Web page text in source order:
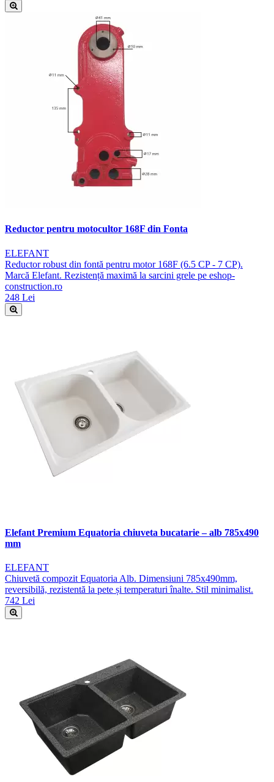
Reductor pentru motocultor 168F din Fonta
ELEFANT
Reductor robust din fontă pentru motor 168F (6.5 CP - 7 CP).
Marcă Elefant. Rezistență maximă la sarcini grele pe eshop-
construction.ro
248 Lei
Elefant Premium Equatoria chiuveta bucatarie – alb 785x490
mm
ELEFANT
Chiuvetă compozit Equatoria Alb. Dimensiuni 785x490mm,
reversibilă, rezistentă la pete și temperaturi înalte. Stil minimalist.
742 Lei